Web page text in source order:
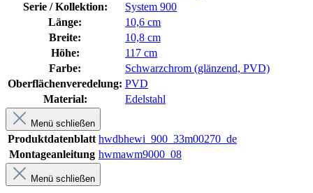
Serie / Kollektion:
System 900
Länge:
10,6 cm
Breite:
10,8 cm
Höhe:
117 cm
Farbe:
Schwarzchrom (glänzend, PVD)
Oberflächenveredelung: PVD
Material:
Edelstahl
Menü schließen
Produktdatenblatt hwdbhewi_900_33m00270_de
Montageanleitung hwmawm9000_08
Menü schließen